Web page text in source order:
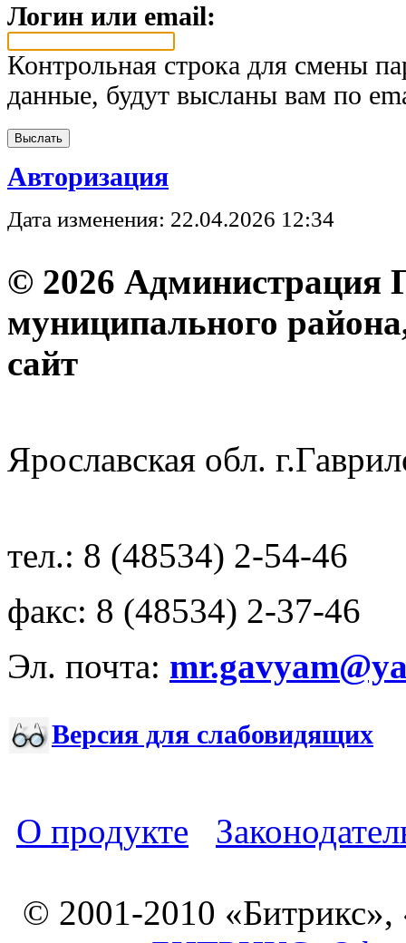
Логин или email:
Контрольная строка для смены
данные, будут высланы вам по
Авторизация
Дата изменения: 22.04.2026 12:34
© 2026 Администрация
муниципального
Ярославская обл.
тел.: 8 (48534) 2-54-46
факс: 8 (48534) 2-37-46
Эл. почта:
Версия для слабовидящих
О продукте
© 2001-2010 «Битрикс»,